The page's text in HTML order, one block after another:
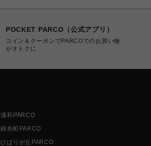
POCKET PARCO（公式アプリ）
コイン＆クーポンでPARCOでのお買い物
がオトクに
浦和PARCO
錦糸町PARCO
ひばりが丘PARCO